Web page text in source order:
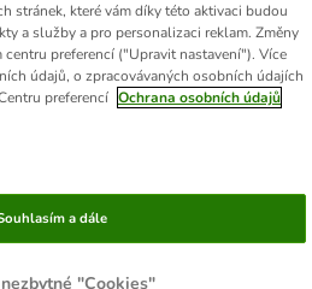
stránek, které vám díky této aktivaci budou
a služby a pro personalizaci reklam. Změny
preferencí ("Upravit nastavení"). Více
údajů, o zpracovávaných osobních údajích
preferencí Ochrana osobních údajů
"Cookies"
a dále